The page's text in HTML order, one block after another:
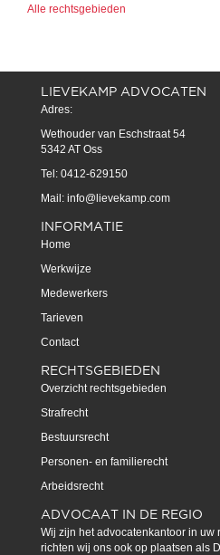
Alle rechtsgebieden
LIEVEKAMP ADVOCATEN
Adres:
Wethouder van Eschstraat 54
5342 AT Oss
Tel: 0412-629150
Mail: info@lievekamp.com
INFORMATIE
Home
Werkwijze
Medewerkers
Tarieven
Contact
RECHTSGEBIEDEN
Overzicht rechtsgebieden
Strafrecht
Bestuursrecht
Personen- en familierecht
Arbeidsrecht
ADVOCAAT IN DE REGIO
Wij zijn het advocatenkantoor in uw
richten wij ons ook op plaatsen als